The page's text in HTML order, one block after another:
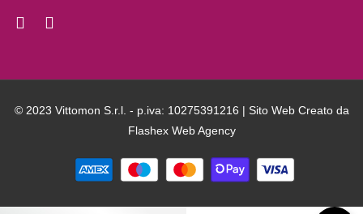
© 2023 Vittomon S.r.l. - p.iva: 10275391216 | Sito Web Creato da
Flashex Web Agency